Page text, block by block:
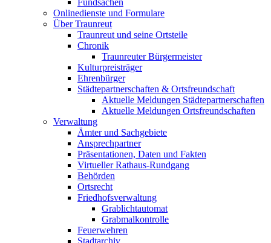
Fundsachen
Onlinedienste und Formulare
Über Traunreut
Traunreut und seine Ortsteile
Chronik
Traunreuter Bürgermeister
Kulturpreisträger
Ehrenbürger
Städtepartnerschaften & Ortsfreundschaft
Aktuelle Meldungen Städtepartnerschaften
Aktuelle Meldungen Ortsfreundschaften
Verwaltung
Ämter und Sachgebiete
Ansprechpartner
Präsentationen, Daten und Fakten
Virtueller Rathaus-Rundgang
Behörden
Ortsrecht
Friedhofsverwaltung
Grablichtautomat
Grabmalkontrolle
Feuerwehren
Stadtarchiv